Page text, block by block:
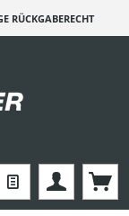
RÜCKGABERECHT